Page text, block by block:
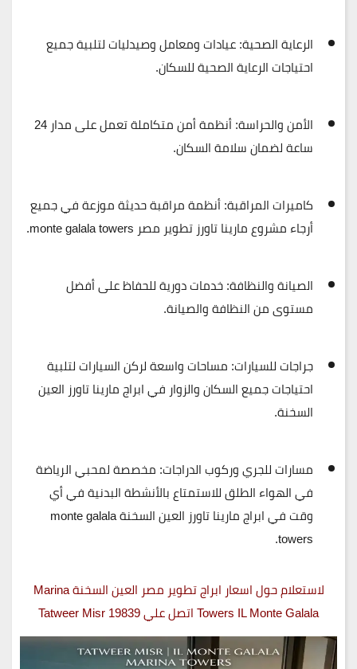
الرعاية الصحية:عيادات ومعامل وصيدليات لتلبية جميع
احتياجات الرعاية الصحية للسكان.
الأمن والحراسة:
أنظمة أمن متكاملة تعمل على مدار 24
ساعة لضمان سلامة السكان.
كاميرات المراقبة:أنظمة مراقبة حديثة موزعة في جميع
أرجاء مشروع مارينا تاورز تطوير مصر monte galala towers.
الصيانة والنظافة:خدمات دورية للحفاظ على أفضل
مستوى من النظافة والصيانة.
جراجات للسيارات: مساحات واسعة لركن السيارات لتلبية
احتياجات جميع السكان والزوار في ابراج مارينا تاورز العين
السخنة.
مسارات للجري وركوب الدراجات: مخصصة لمحبي الرياضة
في الهواء الطلق للاستمتاع بالأنشطة البدنية في أي
وقت في ابراج مارينا تاورز العين السخنة monte galala
towers.
لاستعلام حول اسعار ابراج تطوير مصر العين السخنة Marina
Towers IL Monte Galala اتصل علي 19839 Tatweer Misr